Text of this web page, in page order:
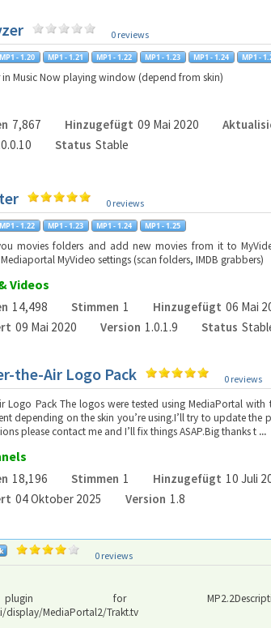
0 reviews
Music Now playing window (depend from skin)
7,867 Hinzugefügt 09 Mai 2020
Status Stable
0 reviews
movies folders and add new movies from it to
MyVideo settings (scan folders, IMDB grabbers)
Videos
14,498 Stimmen 1 Hinzugefügt 06 Mai
09 Mai 2020 Version 1.0.1.9 Status
the-Air Logo Pack 0 reviews
Logo Pack The logos were tested using MediaPortal
depending on the skin you’re using.I’ll try to update the
please contact me and I’ll fix things ASAP.Big thanks t ...
18,196 Stimmen 1 Hinzugefügt 10 Juli
04 Oktober 2025 Version 1.8
0 reviews
for
MediaPortal2/Trakt.tv